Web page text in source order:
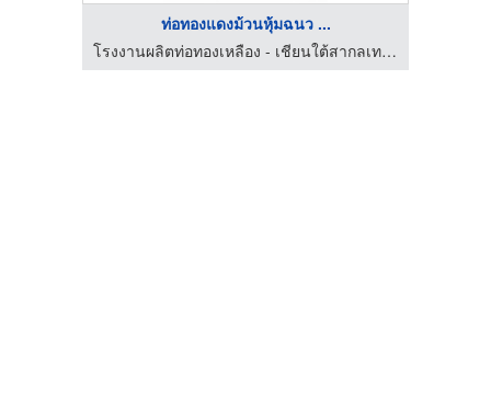
ท่อทองแดงม้วนหุ้มฉนว ...
โรงงานผลิตท่อทองเหลือง - เชียนใต้สากลเทรดดิ้ง